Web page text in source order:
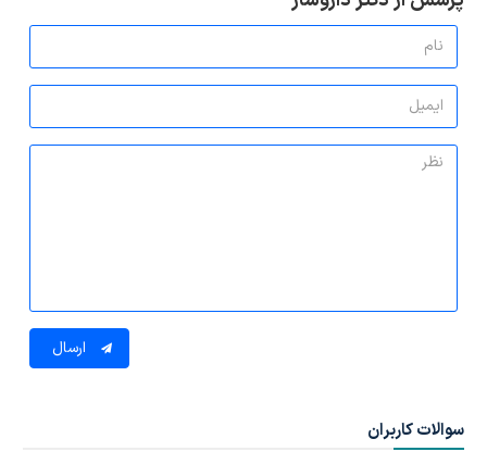
ارسال
سوالات کاربران